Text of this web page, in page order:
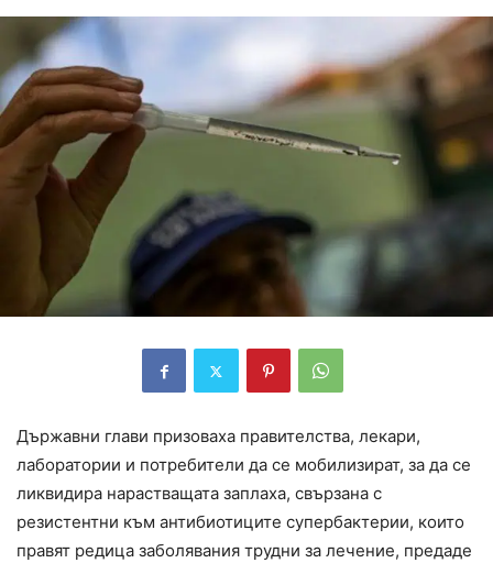
Държавни глави призоваха правителства, лекари,
лаборатории и потребители да се мобилизират, за да се
ликвидира нарастващата заплаха, свързана с
резистентни към антибиотиците супербактерии, които
правят редица заболявания трудни за лечение, предадe